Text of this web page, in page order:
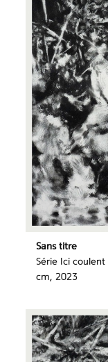
Sans titre
Série Ici
cm, 2023